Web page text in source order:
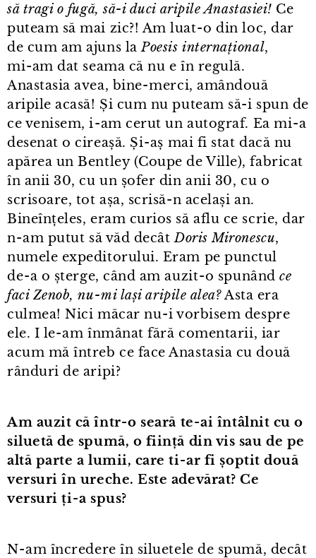
să tragi o fugă, să-i duci aripile Anastasiei! Ce
puteam să mai zic?! Am luat⁠-⁠o din loc, dar
de cum am ajuns laPoesis internațional,
mi⁠-⁠am dat seama că nu e în regulă.
Anastasia avea, bine⁠-⁠merci, amândouă
aripile acasă! Și cum nu puteam să-i spun de
ce venisem, i⁠-⁠am cerut un autograf. Ea mi⁠-⁠a
desenat o cireașă. Și⁠-⁠aș mai fi stat dacă nu
apărea un Bentley (Coupe de Ville), fabricat
în anii 30, cu un șofer din anii 30, cu o
scrisoare, tot așa, scrisă-n același an.
Bineînțeles, eram curios să aflu ce scrie, dar
n⁠-⁠am putut să văd decâtDoris Mironescu,
numele expeditorului. Eram pe punctul
de⁠-⁠a o șterge, când am auzit⁠-⁠o spunândce
faci Zenob, nu⁠-⁠mi lași aripile alea?Asta era
culmea! Nici măcar nu⁠-⁠i vorbisem despre
ele. I le⁠-⁠am înmânat fără comentarii, iar
acum mă întreb ce face Anastasia cu două
rânduri de aripi?
Am auzit că într⁠-⁠o seară te⁠-⁠ai întâlnit cu o
siluetă de spumă, o ființă din vis sau de pe
altă parte a lumii, care ti⁠-⁠ar fi șoptit două
versuri în ureche. Este adevărat? Ce
versuri ți⁠-⁠a spus?
N⁠-⁠am încredere în siluetele de spumă, decât